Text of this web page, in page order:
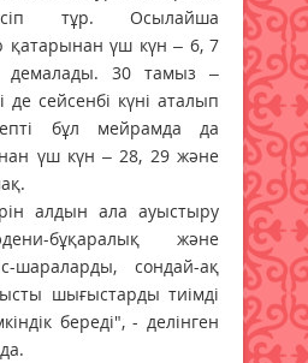
тұр. Осылайша
қатарынан үш күн – 6, 7
30 тамыз –
де сейсенбі күні аталып
бұл мейрамда да
үш күн – 28, 29 және
алдын ала ауыстыру
бұқаралық және
шараларды, сондай-ақ
шығыстарды тиімді
береді", - делінген